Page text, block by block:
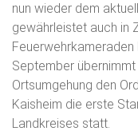
nun wieder dem
gewährleistet auch in
Feuerwehrkameraden
September
Ortsumgehung den
Kaisheim die erste
Landkreises statt.